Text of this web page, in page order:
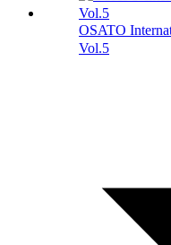
OSATO
Vol.5